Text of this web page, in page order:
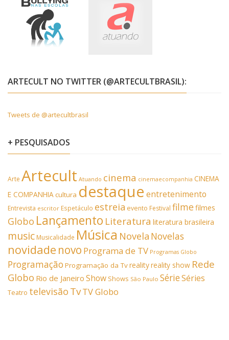
ARTECULT NO TWITTER (@ARTECULTBRASIL):
Tweets de @artecultbrasil
+ PESQUISADOS
Arte Artecult Atuando cinema cinemaecompanhia CINEMA
E COMPANHIAcultura destaque entretenimento
Entrevista escritor Espetáculo estreia evento Festival filmefilmes
Globo Lançamento Literatura literatura brasileira
music Musicalidade Música Novela Novelas
novidade novo Programa de TV Programas Globo
Programação Programação da Tvrealityreality show Rede
Globo Rio de Janeiro Show Shows São Paulo SérieSéries
Teatro televisão TvTV Globo